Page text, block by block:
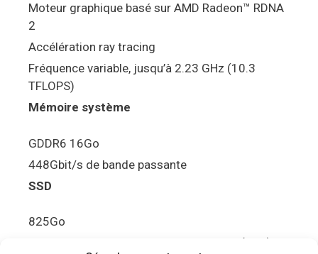
Moteur graphique basé sur AMD Radeon™ RDNA
2
Accélération ray tracing
Fréquence variable, jusqu’à 2.23 GHz (10.3
TFLOPS)
Mémoire système
GDDR6 16Go
448Gbit/s de bande passante
SSD
825Go
5.5Gbit/s de bande passante en lecture (Brut)